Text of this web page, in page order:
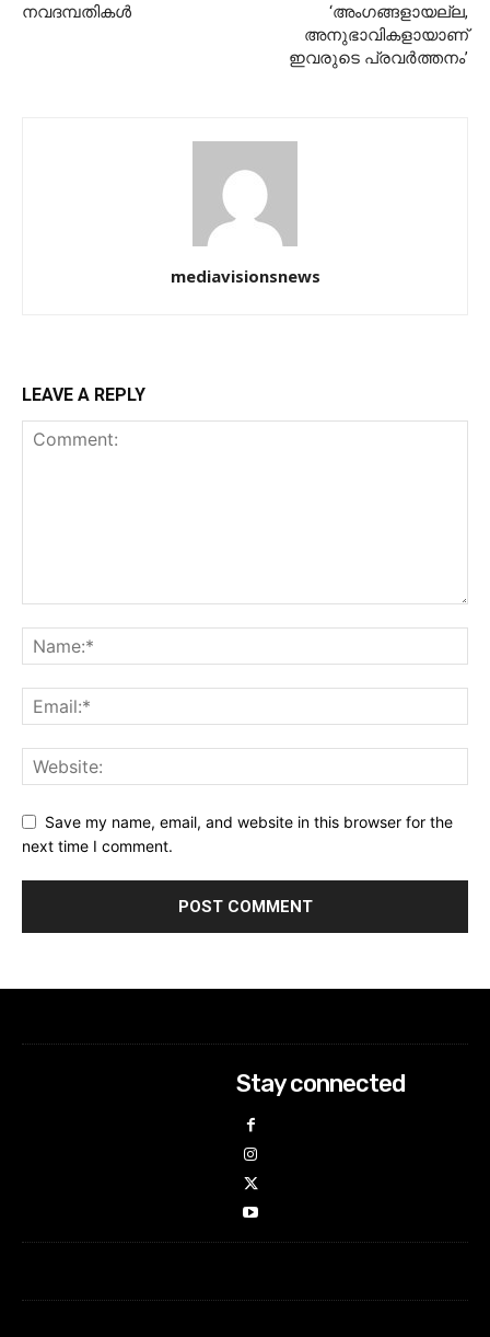
നവദമ്പതികള്‍
‘അംഗങ്ങളായല്ല,
അനുഭാവികളായാണ്
ഇവരുടെ പ്രവര്‍ത്തനം’
mediavisionsnews
LEAVE A REPLY
Save my name, email, and website in this browser for the
next time I comment.
Stay connected